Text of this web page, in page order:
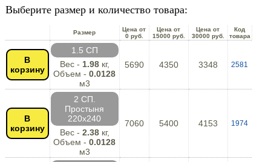
Выберите размер и количество товара:
Размер
Цена от
0 руб.
Цена от
15000 руб.
Цена от
30000 руб.
Код
товара
В
корзину
1.5 СП
Вес - 1.98кг,
Объем -0.0128
м3
5690 4350 3348 2581
В
корзину
2 СП.
Простыня
220х240
Вес - 2.38кг,
Объем -0.0128
м3
7060 5400 4153 1974